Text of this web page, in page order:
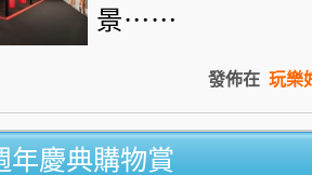
景⋯⋯
發佈在 玩樂
年慶典購物賞